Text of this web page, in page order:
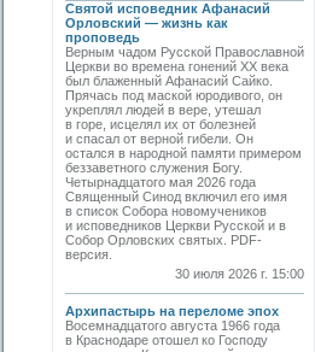
Святой исповедник Афанасий
Орловский — жизнь как
проповедь
Верным чадом Русской Православной
Церкви во времена гонений XX века
был блаженный Афанасий Сайко.
Прячась под маской юродивого, он
укреплял людей в вере, утешал
в горе, исцелял их от болезней
и спасал от верной гибели. Он
остался в народной памяти примером
беззаветного служения Богу.
Четырнадцатого мая 2026 года
Священный Синод включил его имя
в список Собора новомучеников
и исповедников Церкви Русской и в
Собор Орловских святых. PDF-
версия.
30 июля 2026 г. 15:00
Архипастырь на переломе эпох
Восемнадцатого августа 1966 года
в Краснодаре отошел ко Господу